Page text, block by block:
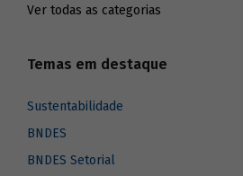
Ver todas as categorias
Temas em destaque
Sustentabilidade
BNDES
BNDES Setorial